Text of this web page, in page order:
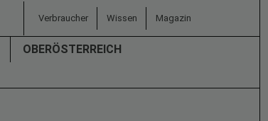
Verbraucher Wissen Magazin
OBERÖSTERREICH